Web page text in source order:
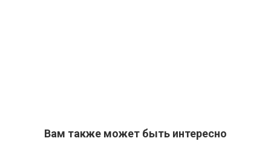
Вам также может быть интересно